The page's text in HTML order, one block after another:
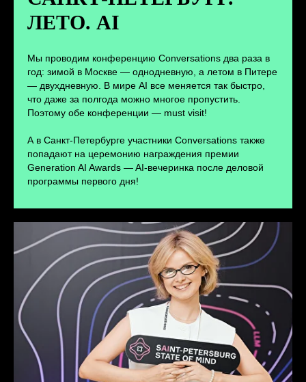
ЛЕТО. AI
Мы проводим конференцию Conversations два раза в
год: зимой в Москве — однодневную, а летом в Питере
— двухдневную. В мире AI все меняется так быстро,
что даже за полгода можно многое пропустить.
Поэтому обе конференции — must visit!
А в Санкт-Петербурге участники Conversations также
попадают на церемонию награждения премии
Generation AI Awards — AI-вечеринка после деловой
программы первого дня!